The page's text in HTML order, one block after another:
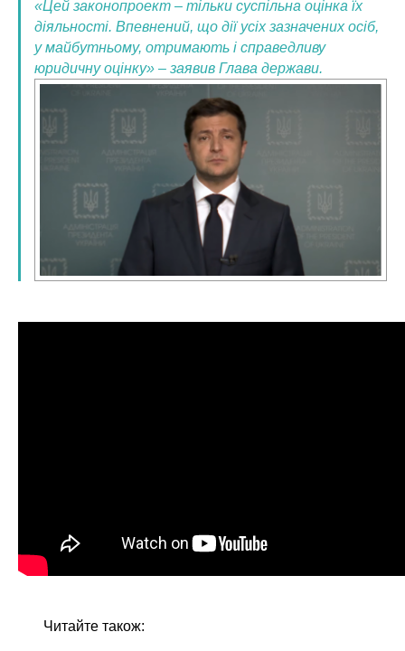
«Цей законопроект – тільки суспільна оцінка їх
діяльності. Впевнений, що дії усіх зазначених осіб,
у майбутньому, отримають і справедливу
юридичну оцінку» – заявив Глава держави.
Читайте також: